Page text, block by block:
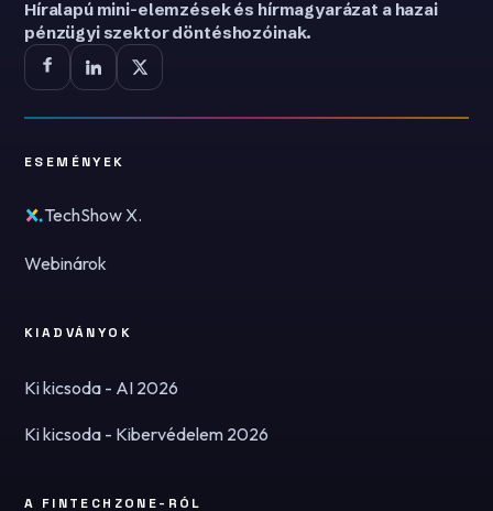
Híralapú mini-elemzések és hírmagyarázat a hazai
pénzügyi szektor döntéshozóinak.
ESEMÉNYEK
TechShow X.
Webinárok
KIADVÁNYOK
Ki kicsoda - AI 2026
Ki kicsoda - Kibervédelem 2026
A FINTECHZONE-RÓL